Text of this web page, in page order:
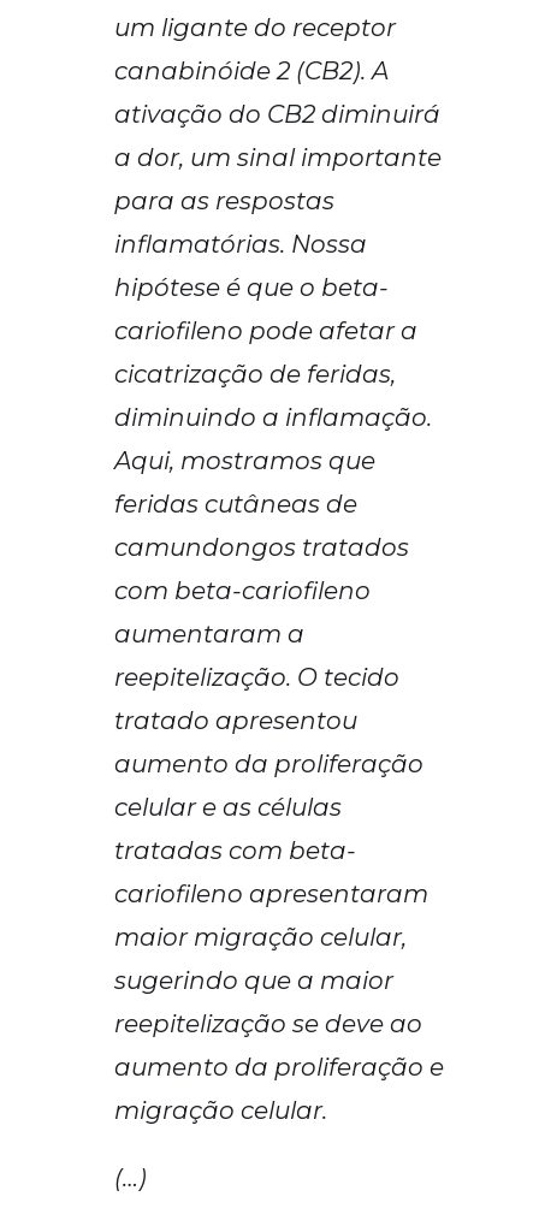
um ligante do receptor
canabinóide 2 (CB2). A
ativação do CB2 diminuirá
a dor, um sinal importante
para as respostas
inflamatórias. Nossa
hipótese é que o beta-
cariofileno pode afetar a
cicatrização de feridas,
diminuindo a inflamação.
Aqui, mostramos que
feridas cutâneas de
camundongos tratados
com beta-cariofileno
aumentaram a
reepitelização. O tecido
tratado apresentou
aumento da proliferação
celular e as células
tratadas com beta-
cariofileno apresentaram
maior migração celular,
sugerindo que a maior
reepitelização se deve ao
aumento da proliferação e
migração celular.
(…)